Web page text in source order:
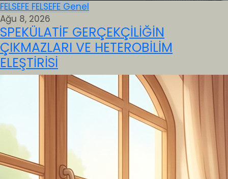
FELSEFE FELSEFE Genel
Ağu 8, 2026
SPEKÜLATİF GERÇEKÇİLİĞİN
ÇIKMAZLARI VE HETEROBİLİM
ELEŞTİRİSİ